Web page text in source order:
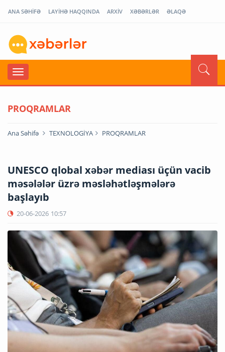
ANA SƏHİFƏ LAYİHƏ HAQQINDA ARXİV XƏBƏRLƏR ƏLAQƏ
PROQRAMLAR
Ana Səhifə TEXNOLOGİYA PROQRAMLAR
UNESCO qlobal xəbər mediası üçün vacib
məsələlər üzrə məsləhətləşmələrə
başlayıb
20-06-2026 10:57